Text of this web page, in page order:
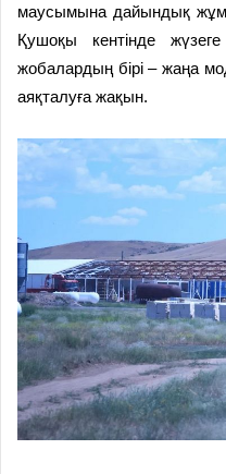
маусымына дайындық
Қушоқы кентінде
жобалардың бірі – жаңа
аяқталуға жақын.